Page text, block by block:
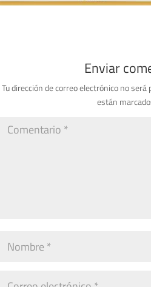
Enviar
Tu dirección de correo electrónico no será
están